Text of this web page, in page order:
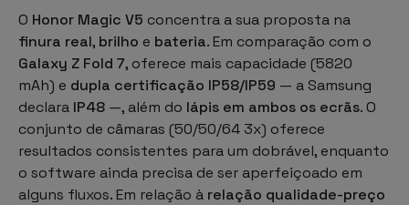
O Honor Magic V5 concentra a sua proposta na
finura real, brilho e bateria. Em comparação com o
Galaxy Z Fold 7, oferece mais capacidade (5820
mAh) e dupla certificação IP58/IP59 — a Samsung
declara IP48 —, além do lápis em ambos os ecrãs. O
conjunto de câmaras (50/50/64 3x) oferece
resultados consistentes para um dobrável, enquanto
o software ainda precisa de ser aperfeiçoado em
alguns fluxos. Em relação à relação qualidade-preço